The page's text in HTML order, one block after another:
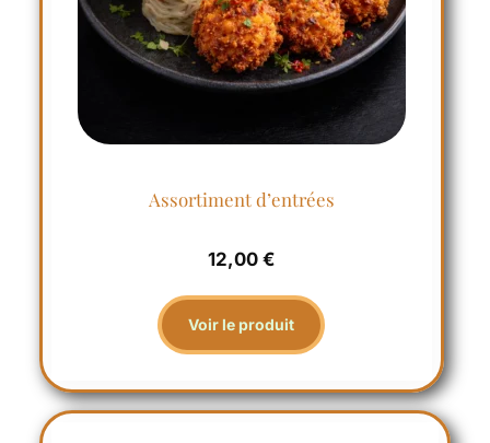
Assortiment d’entrées
12,00€
Voir le produit